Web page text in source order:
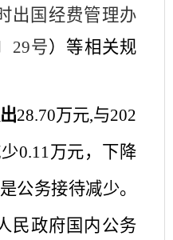
出国经费管理办
29号）等相关规
28.70万元,与202
0.11万元，下降
公务接待减少。
民政府 国内公务